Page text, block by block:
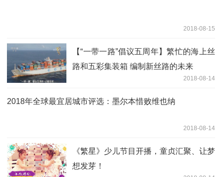
2018-08-15
【“一带一路”倡议五周年】繁忙的海上丝
路和五彩集装箱 编制新丝路的未来
2018-08-14
2018年全球最宜居城市评选：墨尔本惜败维也纳
2018-08-14
《繁星》少儿节目开播，童贞汇聚、让梦
想发芽！